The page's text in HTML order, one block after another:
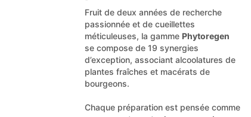
Fruit de deux années de recherche
passionnée et de cueillettes
méticuleuses, la gamme Phytoregen
se compose de 19 synergies
d’exception, associant alcoolatures de
plantes fraîches et macérats de
bourgeons.
Chaque préparation est pensée comme